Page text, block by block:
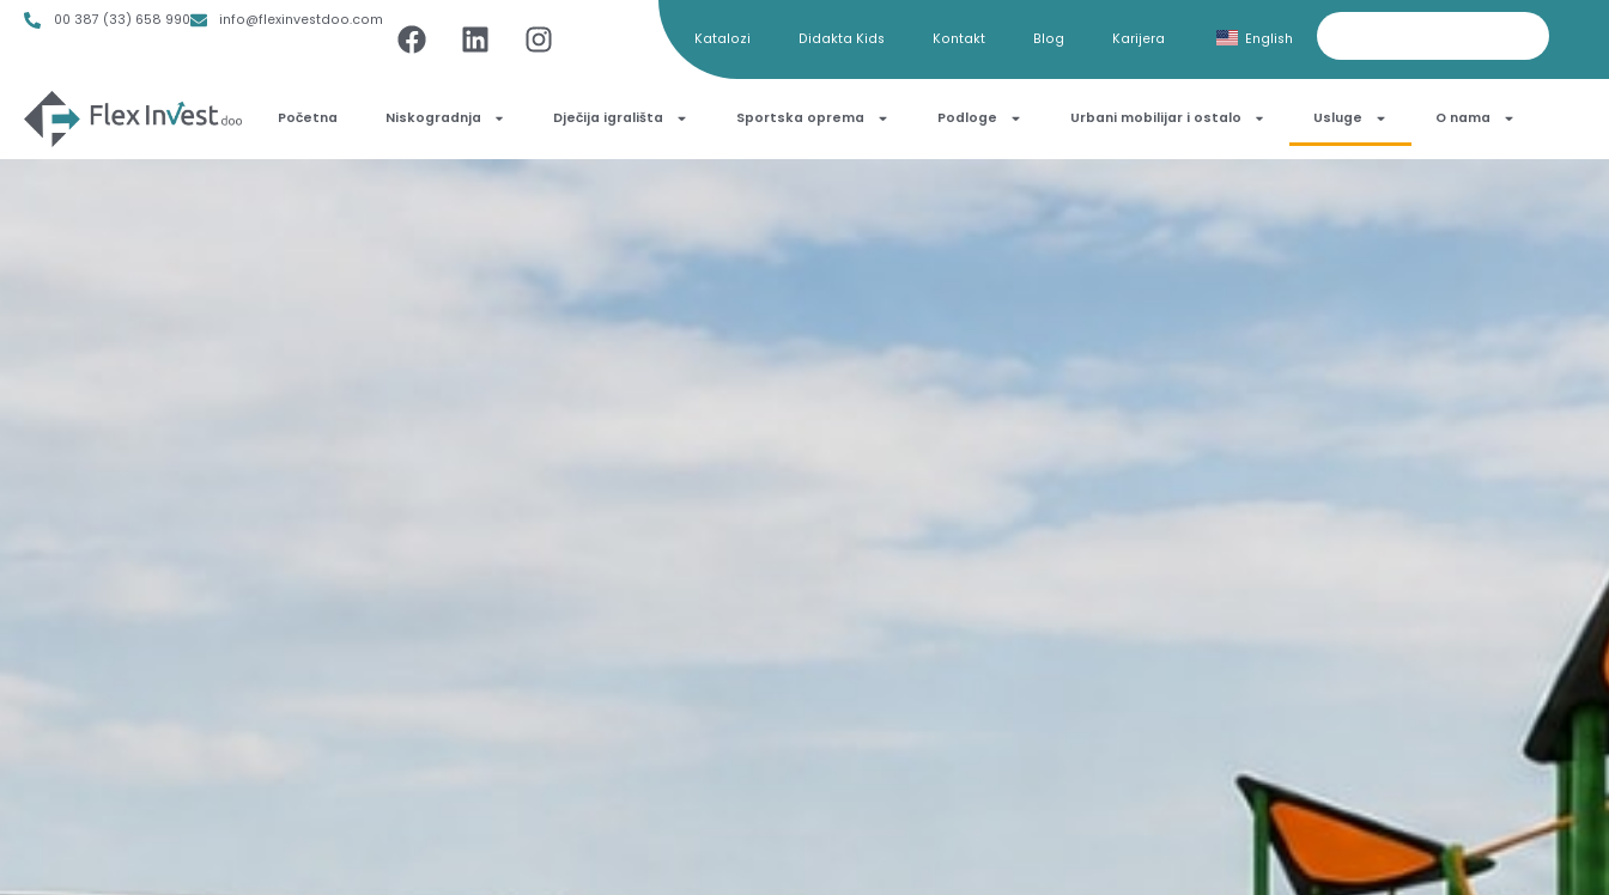
00 387 (33) 658 990
info@flexinvestdoo.com
Katalozi
Didakta Kids Kontakt Blog Karijera English
Početna Niskogradnja Dječija igrališta Sportska oprema Podloge Urbani mobilijar i ostalo Usluge O nama